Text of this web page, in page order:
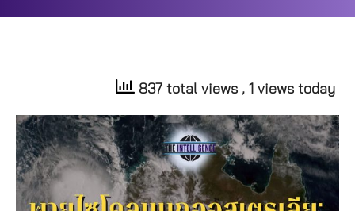
837 total views , 1 views today